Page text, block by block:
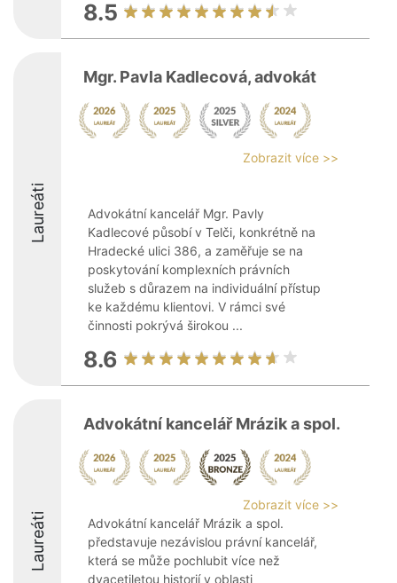
8.5
Laureáti
Mgr. Pavla Kadlecová, advokát
Zobrazit více >>
Advokátní kancelář Mgr. Pavly
Kadlecové působí v Telči, konkrétně na
Hradecké ulici 386, a zaměřuje se na
poskytování komplexních právních
služeb s důrazem na individuální přístup
ke každému klientovi. V rámci své
činnosti pokrývá širokou ...
8.6
Laureáti
Advokátní kancelář Mrázik a spol.
Zobrazit více >>
Advokátní kancelář Mrázik a spol.
představuje nezávislou právní kancelář,
která se může pochlubit více než
dvacetiletou historií v oblasti